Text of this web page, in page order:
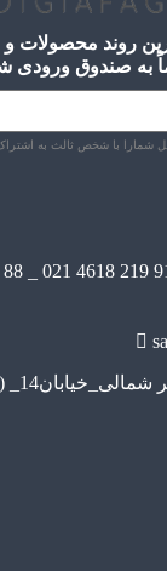
روند محصولات
به صندوق ورودی
شمارا با شخص ثالث به
_ 021 4618 219